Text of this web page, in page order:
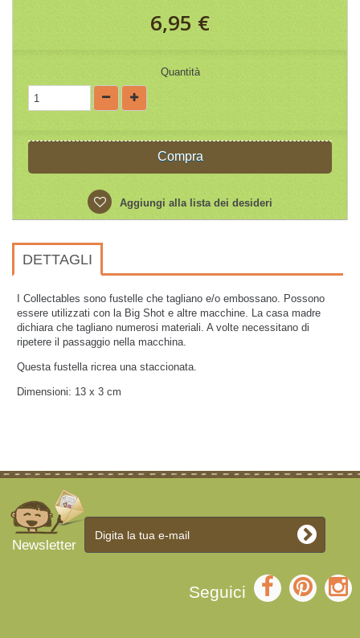
6,95 €
Quantità
Compra
Aggiungi alla lista dei desideri
DETTAGLI
I Collectables sono fustelle che tagliano e/o embossano. Possono
essere utilizzati con la Big Shot e altre macchine. La casa madre
dichiara che tagliano numerosi materiali. A volte necessitano di
ripetere il passaggio nella macchina.
Questa fustella ricrea una staccionata.
Dimensioni: 13 x 3 cm
Newsletter
Seguici